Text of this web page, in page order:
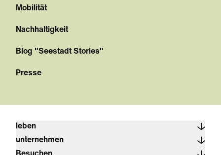
Mobilität
Nachhaltigkeit
Blog "Seestadt Stories"
Presse
leben
unternehmen